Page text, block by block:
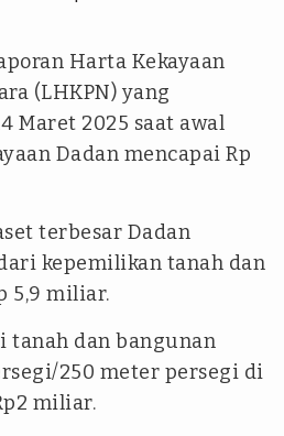
Harta Kekayaan
(LHKPN) yang
Maret 2025 saat awal
Dadan mencapai Rp
terbesar Dadan
kepemilikan tanah dan
5,9 miliar.
tanah dan bangunan
250 meter persegi di
miliar.